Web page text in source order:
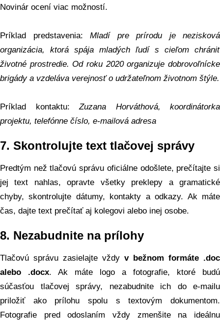
Novinár ocení viac možností.
Príklad predstavenia: Mladí pre prírodu je nezisková
organizácia, ktorá spája mladých ľudí s cieľom chrániť
životné prostredie. Od roku 2020 organizuje dobrovoľnícke
brigády a vzdeláva verejnosť o udržateľnom životnom štýle.
Príklad kontaktu: Zuzana Horváthová, koordinátorka
projektu, telefónne číslo, e-mailová adresa
7. Skontrolujte text tlačovej správy
Predtým než tlačovú správu oficiálne odošlete, prečítajte si
jej text nahlas, opravte všetky preklepy a gramatické
chyby, skontrolujte dátumy, kontakty a odkazy. Ak máte
čas, dajte text prečítať aj kolegovi alebo inej osobe.
8. Nezabudnite na prílohy
Tlačovú správu zasielajte vždy v bežnom formáte .doc
alebo .docx. Ak máte logo a fotografie, ktoré budú
súčasťou tlačovej správy, nezabudnite ich do e-mailu
priložiť ako prílohu spolu s textovým dokumentom.
Fotografie pred odoslaním vždy zmenšite na ideálnu